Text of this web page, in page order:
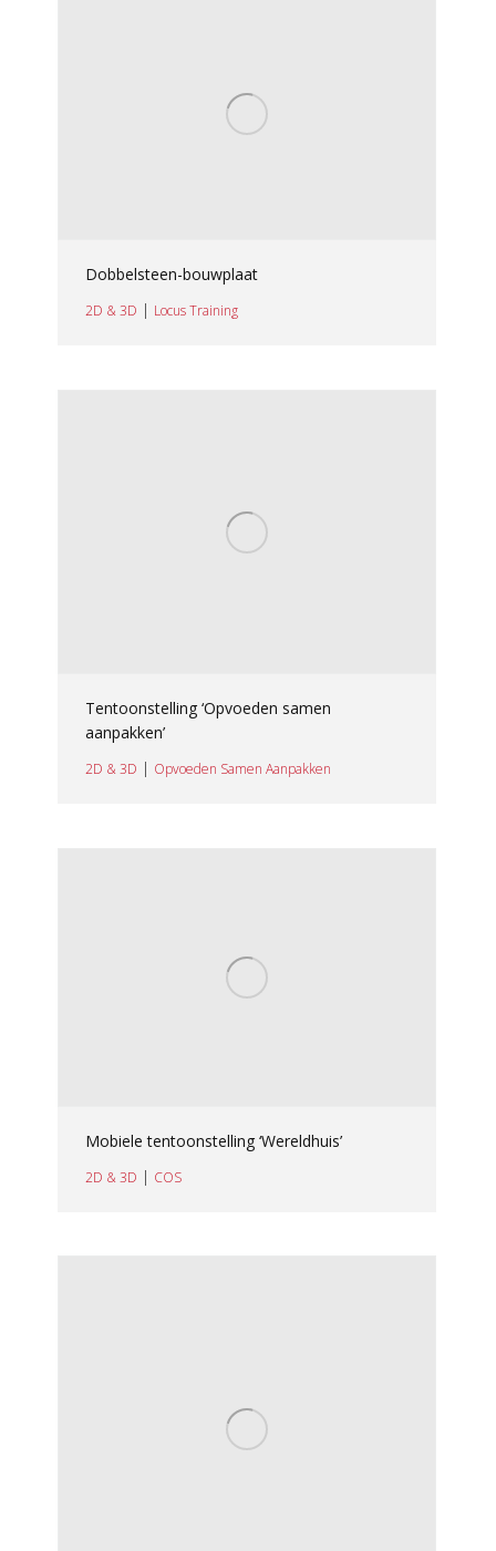
Dobbelsteen-bouwplaat
2D & 3D | Locus Training
Tentoonstelling ‘Opvoeden samen
aanpakken’
2D & 3D | Opvoeden Samen Aanpakken
Mobiele tentoonstelling ‘Wereldhuis’
2D & 3D | COS